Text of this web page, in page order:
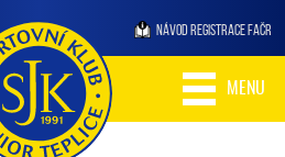
NÁVOD REGISTRACE FAČR
MENU